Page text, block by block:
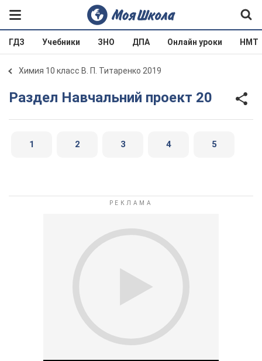
ГДЗ Учебники ЗНО ДПА Онлайн уроки НМТ
Химия 10 класс В. П. Титаренко 2019
Раздел Навчальний проект 20
1 2 3 4 5